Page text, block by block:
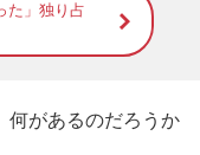
た」独り占
があるのだろうか